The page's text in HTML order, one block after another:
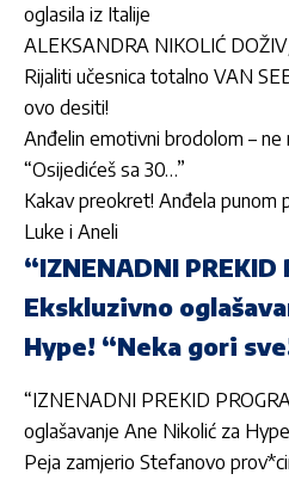
oglasila iz Italije
ALEKSANDRA NIKOLIĆ
Rijaliti učesnica totalno VAN
ovo desiti!
Anđelin emotivni brodolom – ne
“Osijedićeš sa 30…”
Kakav preokret! Anđela punom
Luke i Aneli
“IZNENADNI PREKID
Ekskluzivno
Hype! “Neka gori
“IZNENADNI PREKID
oglašavanje Ane Nikolić za
Peja zamjerio Stefanovo